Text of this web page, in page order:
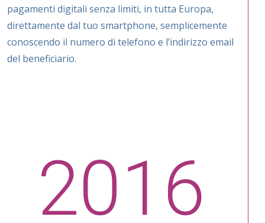
pagamenti digitali senza limiti, in tutta Europa,
direttamente dal tuo smartphone, semplicemente
conoscendo il numero di telefono e l’indirizzo email
del beneficiario.
2016